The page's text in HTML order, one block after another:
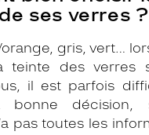
ses verres ?
gris, vert…
teinte des verres
il est parfois
bonne décision,
pas toutes les